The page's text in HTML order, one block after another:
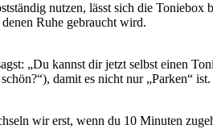
nutzen, lässt sich die
Ruhe gebraucht wird.
„Du kannst dir jetzt selbst einen
damit es nicht nur „Parken“ ist.
wir erst, wenn du 10 Minuten